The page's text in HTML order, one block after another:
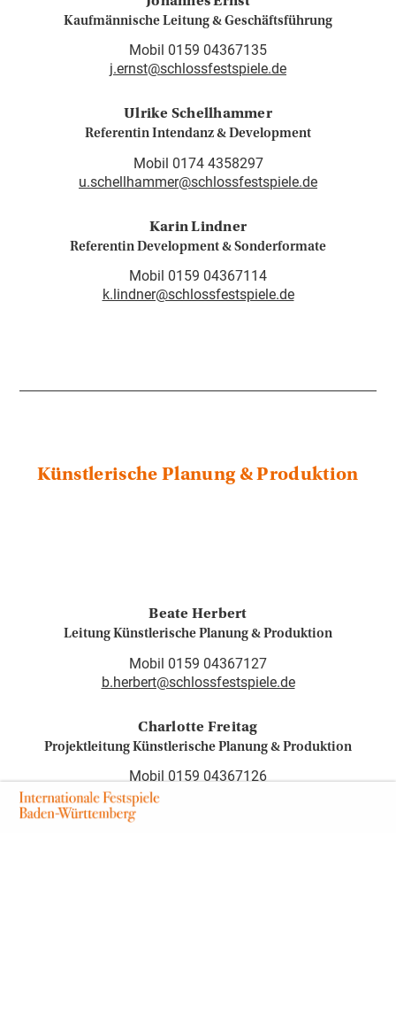
Kaufmännische Leitung & Geschäftsführung
Mobil 0159 04367135
j.ernst@schlossfestspiele.de
Ulrike Schellhammer
Referentin Intendanz & Development
Mobil 0174 4358297
u.schellhammer@schlossfestspiele.de
Karin Lindner
Referentin Development & Sonderformate
Mobil 0159 04367114
k.lindner@schlossfestspiele.de
Künstlerische Planung & Produktion
Beate Herbert
Leitung Künstlerische Planung & Produktion
Mobil 0159 04367127
b.herbert@schlossfestspiele.de
Charlotte Freitag
Projektleitung Künstlerische Planung & Produktion
Mobil 0159 04367126
c.freitag@schlossfestspiele.de